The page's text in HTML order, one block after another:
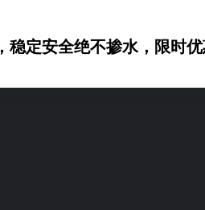
，稳定安全绝不掺水，限时